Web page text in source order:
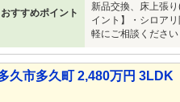
おすすめポイント
新品交換、床上張
イント】・シロア
軽にご相談くださ
久市多久町 2,480万円 3LDK